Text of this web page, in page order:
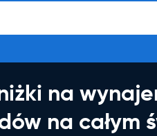
na
na całym